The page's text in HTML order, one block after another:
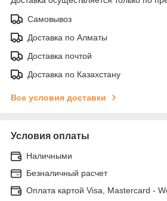
Самовывоз
Доставка по Алматы
Доставка почтой
Доставка по Казахстану
Все условия доставки
Условия оплаты
Наличными
Безналичный расчет
Оплата картой Visa, Mastercard -